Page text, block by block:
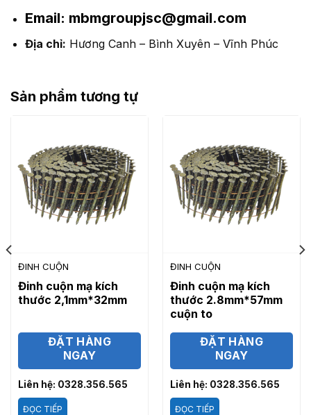
Email: mbmgroupjsc@gmail.com
Địa chỉ: Hương Canh – Bình Xuyên – Vĩnh Phúc
Sản phẩm tương tự
ĐINH CUỘN
Đinh cuộn mạ kích
thước 2,1mm*32mm
ĐẶT HÀNG
NGAY
Liên hệ: 0328.356.565
ĐỌC TIẾP
ĐINH CUỘN
Đinh cuộn mạ kích
thước 2.8mm*57mm
cuộn to
ĐẶT HÀNG
NGAY
Liên hệ: 0328.356.565
ĐỌC TIẾP